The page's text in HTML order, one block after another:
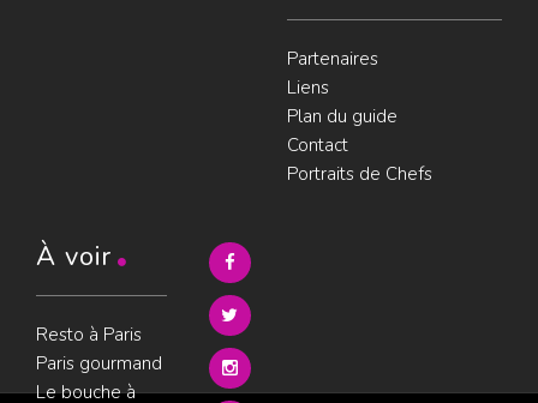
Partenaires
Liens
Plan du guide
Contact
Portraits de Chefs
À voir
Resto à Paris
Paris gourmand
Le bouche à